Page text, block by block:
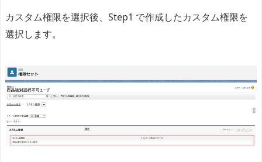
カスタム権限を選択後、Step1 で作成したカスタム権限を
選択します。